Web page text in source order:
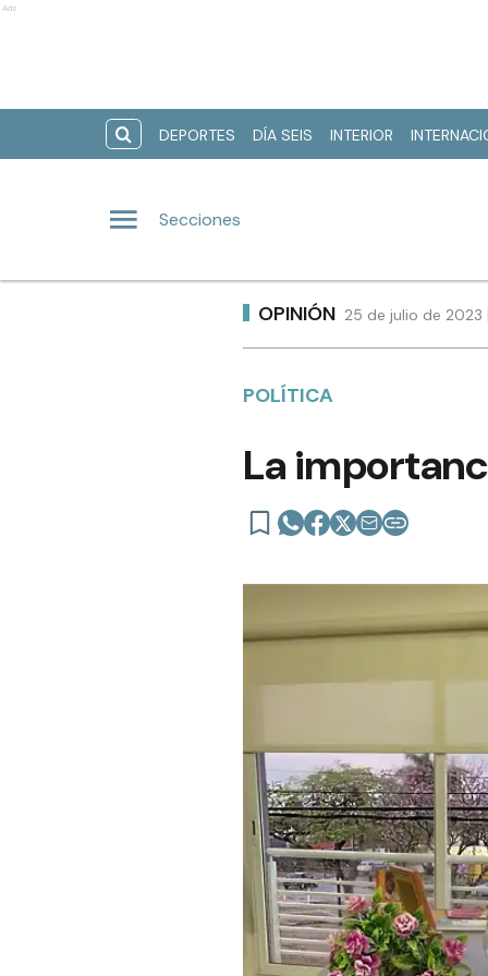
Ads
DEPORTES DÍA SEIS INTERIOR
Secciones
OPINIÓN 25 de julio de 2023
POLÍTICA
La